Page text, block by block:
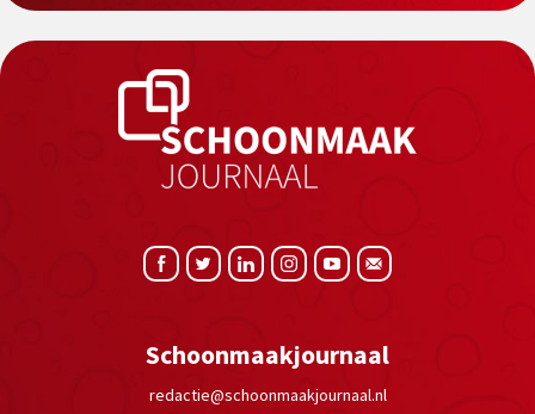
Schoonmaakjournaal
redactie@schoonmaakjournaal.nl